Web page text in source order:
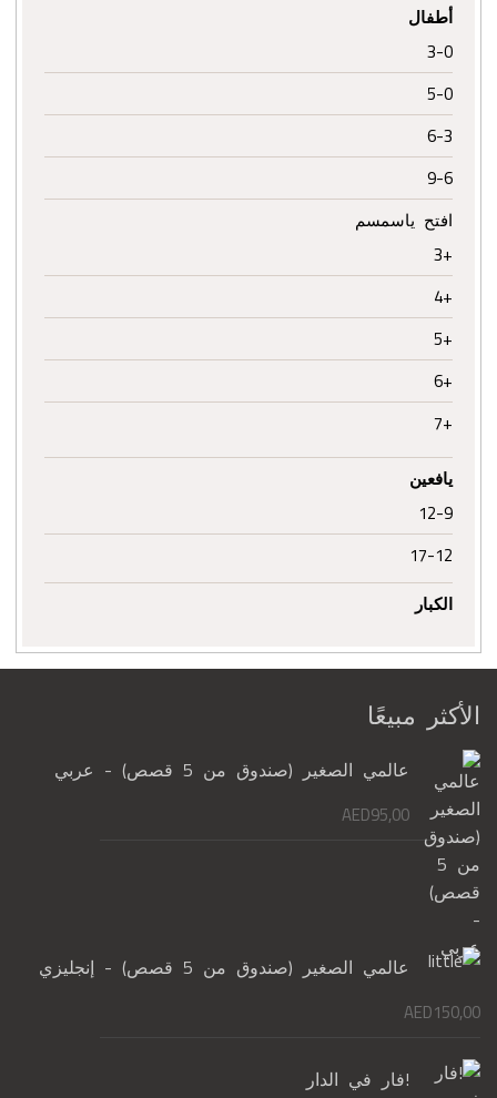
أطفال
3-0
5-0
6-3
9-6
افتح ياسمسم
+3
+4
+5
+6
+7
يافعين
12-9
17-12
الكبار
الأكثر مبيعًا
عالمي الصغير (صندوق من 5 قصص) - عربي
AED95,00
عالمي الصغير (صندوق من 5 قصص) - إنجليزي
AED150,00
!فار في الدار